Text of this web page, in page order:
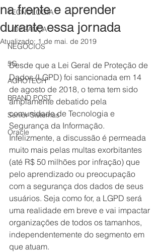
TECNOLOGIA
LIDERANÇA
NEGÓCIOS
5G
AGROTECH
BRAND POST
Senior Sistemas
Oracle
na frente e aprender
durante essa jornada
Atualizado:1 de mai. de 2019
Desde que a Lei Geral de Proteção de
Dados (LGPD) foi sancionada em 14
de agosto de 2018, o tema tem sido
amplamente debatido pela
comunidade de Tecnologia e
Segurança da Informação.
Infelizmente, a discussão é permeada
muito mais pelas multas exorbitantes
(até R$ 50 milhões por infração) que
pelo aprendizado ou preocupação
com a segurança dos dados de seus
usuários. Seja como for, a LGPD será
uma realidade em breve e vai impactar
organizações de todos os tamanhos,
independentemente do segmento em
que atuam.